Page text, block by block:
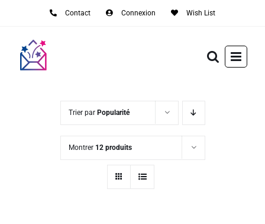
Contact Connexion Wish List
Trier par Popularité
Montrer 12 produits